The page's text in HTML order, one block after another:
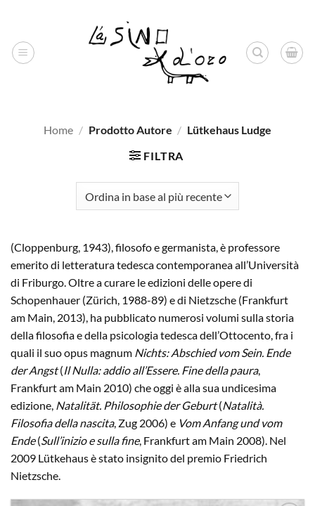
contenuti
Home / Prodotto Autore / Lütkehaus Ludge
FILTRA
(Cloppenburg, 1943), filosofo e germanista, è professore
emerito di letteratura tedesca contemporanea all’Università
di Friburgo. Oltre a curare le edizioni delle opere di
Schopenhauer (Zürich, 1988-89) e di Nietzsche (Frankfurt
am Main, 2013), ha pubblicato numerosi volumi sulla storia
della filosofia e della psicologia tedesca dell’Ottocento, fra i
quali il suo opus magnum Nichts: Abschied vom Sein. Ende
der Angst(Il Nulla: addio all’Essere. Fine della paura,
Frankfurt am Main 2010) che oggi è alla sua undicesima
edizione, Natalität. Philosophie der Geburt(Natalità.
Filosofia della nascita, Zug 2006) e Vom Anfang und vom
Ende(Sull’inizio e sulla fine, Frankfurt am Main 2008). Nel
2009 Lütkehaus è stato insignito del premio Friedrich
Nietzsche.